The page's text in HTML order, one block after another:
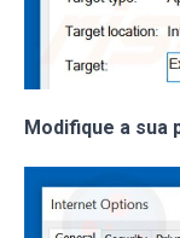
Modifique a sua